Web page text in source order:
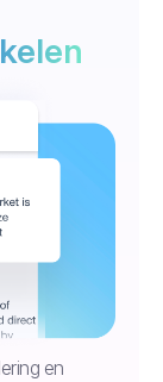
en